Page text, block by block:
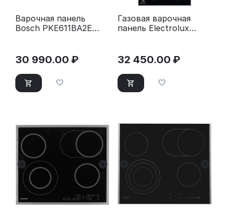
Варочная панель
Bosch PKE611BA2E
30 990.00 ₽
Газовая варочная
панель Electrolux
32 450.00 ₽